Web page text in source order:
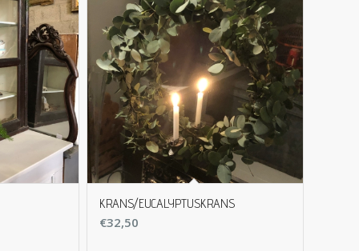
KRANS/EUCALYPTUSKRANS
€32,50